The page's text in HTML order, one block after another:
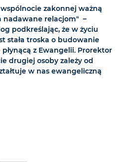
zakonnej ważną
nadawane relacjom" –
podkreślając, że w życiu
stała troska o budowanie
z Ewangelii. Prorektor
drugiej osoby zależy od
w nas ewangeliczną